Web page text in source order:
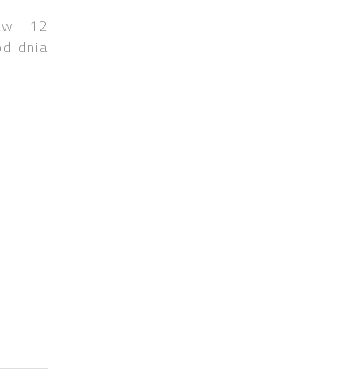
12
dnia